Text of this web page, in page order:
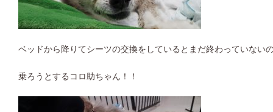
ベッドから降りてシーツの交換をしているとまだ終わっていない
乗ろうとするコロ助ちゃん！！